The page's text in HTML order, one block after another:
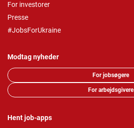
For investorer
Presse
#JobsForUkraine
Modtag nyheder
For jobsøgere
For arbejdsgivere
Hent job-apps